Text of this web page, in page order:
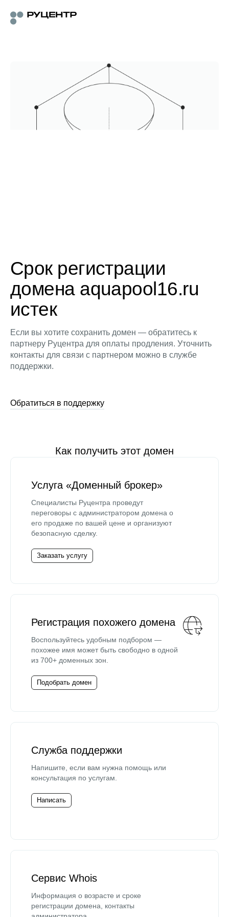
Срок регистрации
домена aquapool16.ru
истек
Если вы хотите сохранить домен — обратитесь к
партнеру Руцентра для оплаты продления. Уточнить
контакты для связи с партнером можно в службе
поддержки.
Обратиться в поддержку
Как получить этот домен
Услуга «Доменный брокер»
Специалисты Руцентра проведут
переговоры с администратором домена о
его продаже по вашей цене и организуют
безопасную сделку.
Заказать услугу
Регистрация похожего домена
Воспользуйтесь удобным подбором —
похожее имя может быть свободно в одной
из 700+ доменных зон.
Подобрать домен
Служба поддержки
Напишите, если вам нужна помощь или
консультация по услугам.
Написать
Сервис Whois
Информация о возрасте и сроке
регистрации домена, контакты